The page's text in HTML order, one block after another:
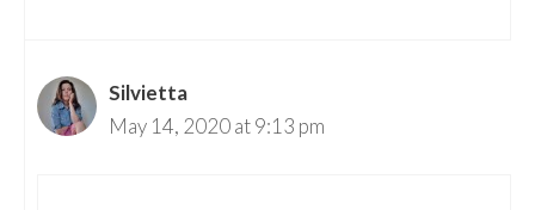
Silvietta
May 14, 2020 at 9:13 pm